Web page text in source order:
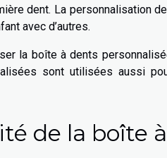
dent. La personnalisation
avec d’autres.
la boîte à dents
sont utilisées aussi
de la boîte